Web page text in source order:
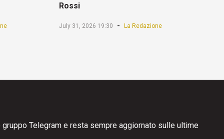
Rossi
July 31, 2026 19:30 - La Redazione
Telegram e resta sempre aggiornato sulle ultime